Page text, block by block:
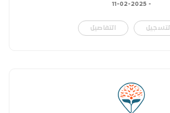
-
11-02-2025
التسجيل التفاصيل